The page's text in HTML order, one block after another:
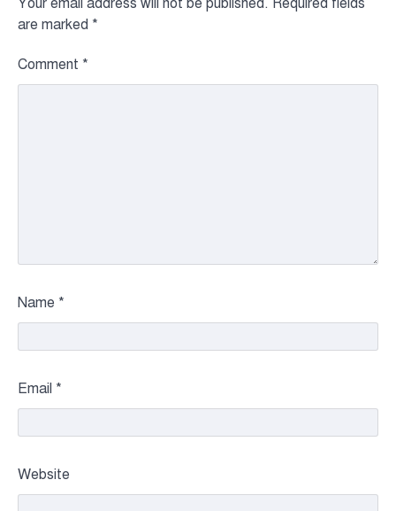
Your email address will not be published. Required fields
are marked *
Comment *
Name *
Email *
Website